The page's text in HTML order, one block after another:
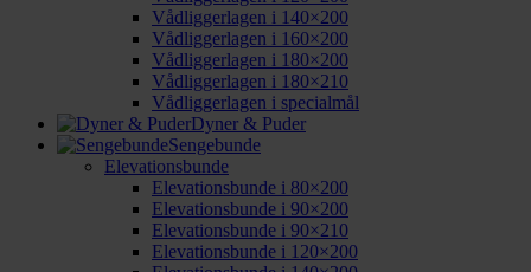
Vådliggerlagen i 140×200
Vådliggerlagen i 160×200
Vådliggerlagen i 180×200
Vådliggerlagen i 180×210
Vådliggerlagen i specialmål
Dyner & Puder
Sengebunde
Elevationsbunde
Elevationsbunde i 80×200
Elevationsbunde i 90×200
Elevationsbunde i 90×210
Elevationsbunde i 120×200